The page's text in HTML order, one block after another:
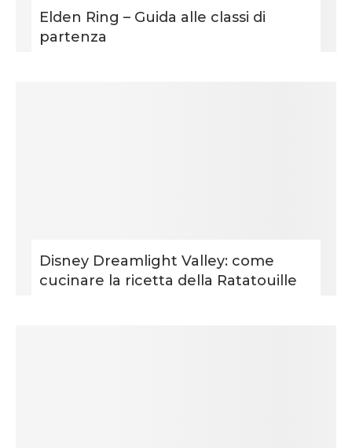
Elden Ring – Guida alle classi di
partenza
Disney Dreamlight Valley: come
cucinare la ricetta della Ratatouille